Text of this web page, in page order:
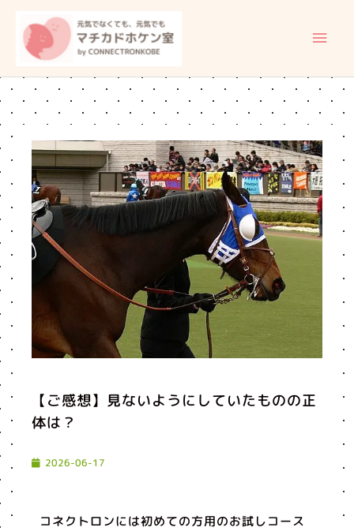
ッ
プ
イ
ン
メ
ニ
ュ
ー
【ご感想】見ないようにしていたものの正
体は？
2026-06-17
コネクトロンには初めての方用のお試しコース